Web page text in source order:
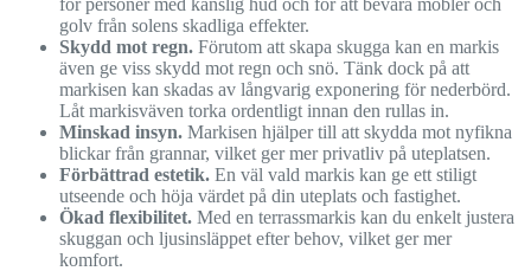
golv från solens skadliga effekter.
Skydd mot regn. Förutom att skapa skugga kan en markis
även ge viss skydd mot regn och snö. Tänk dock på att
markisen kan skadas av långvarig exponering för nederbörd.
Låt markisväven torka ordentligt innan den rullas in.
Minskad insyn. Markisen hjälper till att skydda mot nyfikna
blickar från grannar, vilket ger mer privatliv på uteplatsen.
Förbättrad estetik. En väl vald markis kan ge ett stiligt
utseende och höja värdet på din uteplats och fastighet.
Ökad flexibilitet. Med en terrassmarkis kan du enkelt justera
skuggan och ljusinsläppet efter behov, vilket ger mer
komfort.